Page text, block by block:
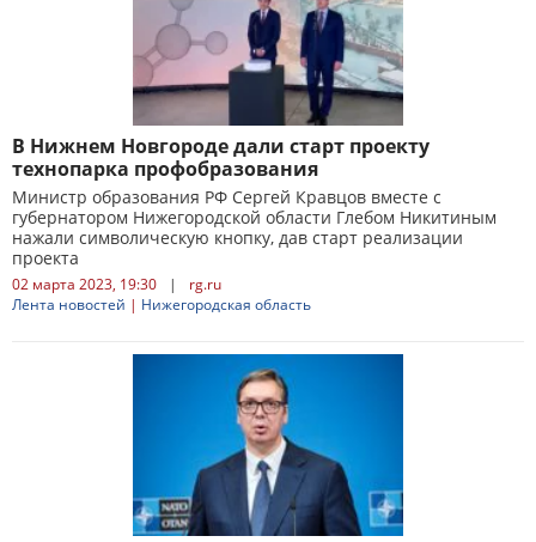
В Нижнем Новгороде дали старт проекту
технопарка профобразования
Министр образования РФ Сергей Кравцов вместе с
губернатором Нижегородской области Глебом Никитиным
нажали символическую кнопку, дав старт реализации
проекта
02 марта 2023, 19:30 |
rg.ru
Лента новостей | Нижегородская область